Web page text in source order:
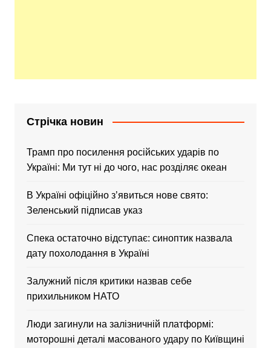
Стрічка новин
Трамп про посилення російських ударів по
Україні: Ми тут ні до чого, нас розділяє океан
В Україні офіційно зʼявиться нове свято:
Зеленський підписав указ
Спека остаточно відступає: синоптик назвала
дату похолодання в Україні
Залужний після критики назвав себе
прихильником НАТО
Люди загинули на залізничній платформі:
моторошні деталі масованого удару по Київщині